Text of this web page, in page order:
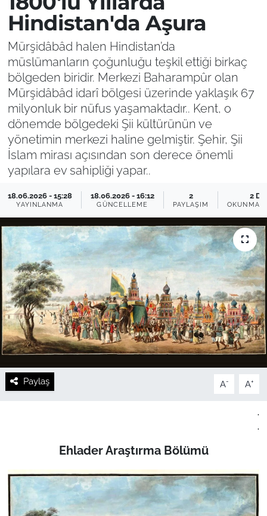
Hindistan'da Aşura
Mürşidâbâd halen Hindistan’da
müslümanların çoğunluğu teşkil ettiği birkaç
bölgeden biridir. Merkezi Baharampûr olan
Mürşidâbâd idarî bölgesi üzerinde yaklaşık 67
milyonluk bir nüfus yaşamaktadır.. Kent, o
dönemde bölgedeki Şii kültürünün ve
yönetimin merkezi haline gelmiştir. Şehir, Şii
İslam mirası açısından son derece önemli
yapılara ev sahipliği yapar..
18.06.2026 - 15:28
YAYINLANMA
18.06.2026 - 16:12
GÜNCELLEME
2
PAYLAŞIM
2 DK
OKUNMA
Paylaş A- A+
.
.
Ehlader Araştırma Bölümü